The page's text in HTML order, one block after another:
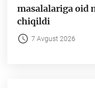
masalalariga oid
chiqildi
7 Avgust 2026